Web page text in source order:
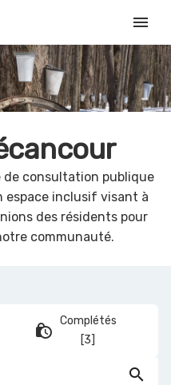
menu
consultation publique
espace inclusif visant à
des résidents pour
communauté.
lock_clock
Complétés
[3]
search